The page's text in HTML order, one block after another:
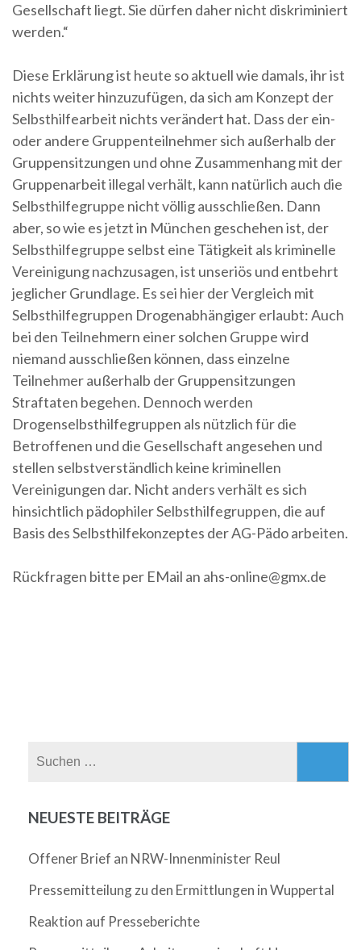
Gesellschaft liegt. Sie dürfen daher nicht diskriminiert
werden.“
Diese Erklärung ist heute so aktuell wie damals, ihr ist
nichts weiter hinzuzufügen, da sich am Konzept der
Selbsthilfearbeit nichts verändert hat. Dass der ein-
oder andere Gruppenteilnehmer sich außerhalb der
Gruppensitzungen und ohne Zusammenhang mit der
Gruppenarbeit illegal verhält, kann natürlich auch die
Selbsthilfegruppe nicht völlig ausschließen. Dann
aber, so wie es jetzt in München geschehen ist, der
Selbsthilfegruppe selbst eine Tätigkeit als kriminelle
Vereinigung nachzusagen, ist unseriös und entbehrt
jeglicher Grundlage. Es sei hier der Vergleich mit
Selbsthilfegruppen Drogenabhängiger erlaubt: Auch
bei den Teilnehmern einer solchen Gruppe wird
niemand ausschließen können, dass einzelne
Teilnehmer außerhalb der Gruppensitzungen
Straftaten begehen. Dennoch werden
Drogenselbsthilfegruppen als nützlich für die
Betroffenen und die Gesellschaft angesehen und
stellen selbstverständlich keine kriminellen
Vereinigungen dar. Nicht anders verhält es sich
hinsichtlich pädophiler Selbsthilfegruppen, die auf
Basis des Selbsthilfekonzeptes der AG-Pädo arbeiten.
Rückfragen bitte per EMail an ahs-online@gmx.de
NEUESTE BEITRÄGE
Offener Brief an NRW-Innenminister Reul
Pressemitteilung zu den Ermittlungen in Wuppertal
Reaktion auf Presseberichte